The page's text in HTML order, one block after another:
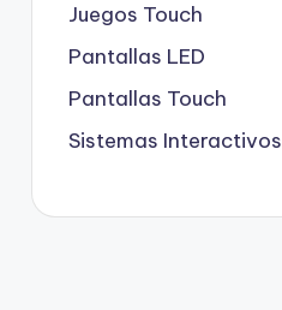
Juegos Touch
Pantallas LED
Pantallas Touch
Sistemas Interactivos